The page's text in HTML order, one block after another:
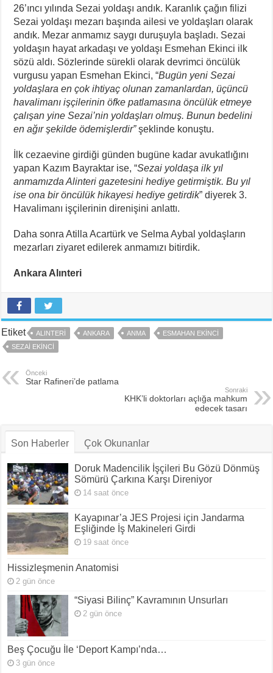
26’ıncı yılında Sezai yoldaşı andık. Karanlık çağın filizi
Sezai yoldaşı mezarı başında ailesi ve yoldaşları olarak
andık. Mezar anmamız saygı duruşuyla başladı. Sezai
yoldaşın hayat arkadaşı ve yoldaşı Esmehan Ekinci ilk
sözü aldı. Sözlerinde sürekli olarak devrimci öncülük
vurgusu yapan Esmehan Ekinci, “Bugün yeni Sezai
yoldaşlara en çok ihtiyaç olunan zamanlardan, üçüncü
havalimanı işçilerinin öfke patlamasına öncülük etmeye
çalışan yine Sezai’nin yoldaşları olmuş. Bunun bedelini
en ağır şekilde ödemişlerdir”şeklinde konuştu.
İlk cezaevine girdiği günden bugüne kadar avukatlığını
yapan Kazım Bayraktar ise, “Sezai yoldaşa ilk yıl
anmamızda Alinteri gazetesini hediye getirmiştik. Bu yıl
ise ona bir öncülük hikayesi hediye getirdik” diyerek 3.
Havalimanı işçilerinin direnişini anlattı.
Daha sonra Atilla Acartürk ve Selma Aybal yoldaşların
mezarları ziyaret edilerek anmamızı bitirdik.
Ankara Alınteri
Etiket ALINTERI ANKARA ANMA
ESMAHAN EKINCI
SEZAI EKINCI
Önceki
Star Rafineri’de patlama
Sonraki
KHK’li doktorları açlığa mahkum
edecek tasarı
Son Haberler Çok Okunanlar
Doruk Madencilik İşçileri Bu Gözü Dönmüş
Sömürü Çarkına Karşı Direniyor
14 saat önce
Kayapınar’a JES Projesi için Jandarma
Eşliğinde İş Makineleri Girdi
19 saat önce
Hissizleşmenin Anatomisi
2 gün önce
“Siyasi Bilinç” Kavramının Unsurları
2 gün önce
Beş Çocuğu İle ‘Deport Kampı’nda…
3 gün önce